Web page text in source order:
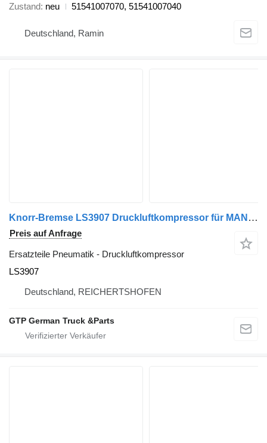
Zustand neu 51541007070, 51541007040
Deutschland, Ramin
Knorr-Bremse LS3907 Druckluftkompressor für MAN TGA TGX TGS LKW
Preis auf Anfrage
Ersatzteile Pneumatik - Druckluftkompressor
LS3907
Deutschland, REICHERTSHOFEN
GTP German Truck &Parts